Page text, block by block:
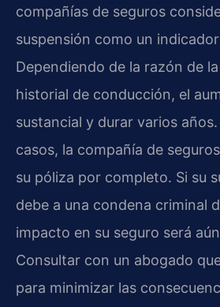
compañías de seguros
suspensión como un
Dependiendo de la razón de
historial de conducción, el
sustancial y durar varios
casos, la compañía de
su póliza por completo. Si su
debe a una condena criminal
impacto en su seguro será
Consultar con un abogado
para minimizar las